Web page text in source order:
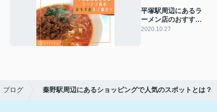
平塚駅周辺にあるラ
ーメン店のおすすめ
をご紹介！
2020.10.27
ブログ 秦野駅周辺にあるショッピングで人気のスポットとは？